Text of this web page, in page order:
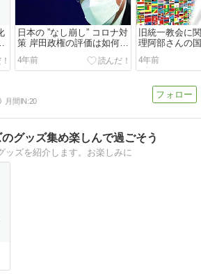
日本の ”なし崩し” コロナ対
策 岸田政権の評価は如何
に？
4年前
旧統一教会に
理阿部さんの
なものか
4年前
月間IN:20
グッズ集め楽しんで過ごそう
ッズを紹介します。お楽しみに